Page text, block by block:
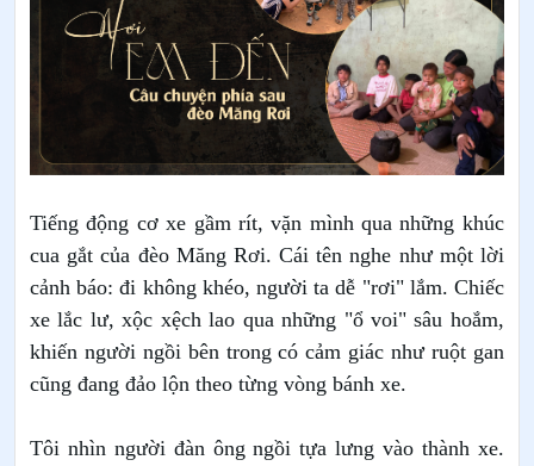
Tiếng động cơ xe gầm rít, vặn mình qua những khúc
cua gắt của đèo Măng Rơi. Cái tên nghe như một lời
cảnh báo: đi không khéo, người ta dễ "rơi" lắm. Chiếc
xe lắc lư, xộc xệch lao qua những "ổ voi" sâu hoắm,
khiến người ngồi bên trong có cảm giác như ruột gan
cũng đang đảo lộn theo từng vòng bánh xe.
Tôi nhìn người đàn ông ngồi tựa lưng vào thành xe.